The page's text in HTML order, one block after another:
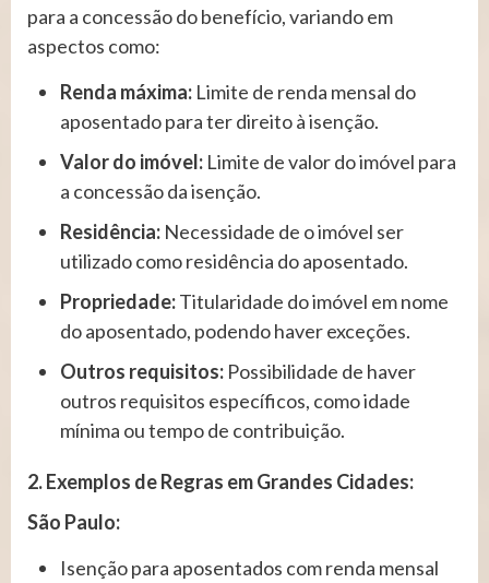
para a concessão do benefício, variando em
aspectos como:
Renda máxima: Limite de renda mensal do
aposentado para ter direito à isenção.
Valor do imóvel: Limite de valor do imóvel para
a concessão da isenção.
Residência: Necessidade de o imóvel ser
utilizado como residência do aposentado.
Propriedade:Titularidade do imóvel em nome
do aposentado, podendo haver exceções.
Outros requisitos: Possibilidade de haver
outros requisitos específicos, como idade
mínima ou tempo de contribuição.
2. Exemplos de Regras em Grandes Cidades:
São Paulo:
Isenção para aposentados com renda mensal